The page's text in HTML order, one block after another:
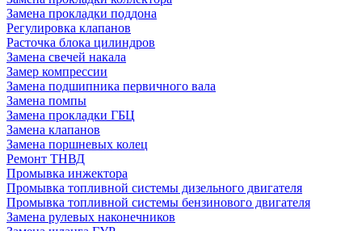
Замена прокладки поддона
Регулировка клапанов
Расточка блока цилиндров
Замена свечей накала
Замер компрессии
Замена подшипника первичного вала
Замена помпы
Замена прокладки ГБЦ
Замена клапанов
Замена поршневых колец
Ремонт ТНВД
Промывка инжектора
Промывка топливной системы дизельного двигателя
Промывка топливной системы бензинового двигателя
Замена рулевых наконечников